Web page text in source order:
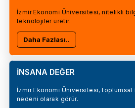
İzmir Ekonomi Üniversitesi, nitelikli
teknolojiler üretir.
Daha Fazlası..
İNSANA DEĞER
İzmir Ekonomi Üniversitesi, toplumsal
nedeni olarak görür.